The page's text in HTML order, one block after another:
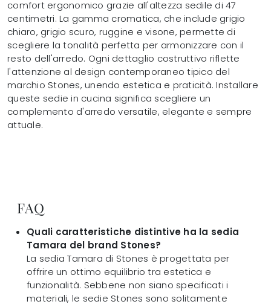
comfort ergonomico grazie all'altezza sedile di 47
centimetri. La gamma cromatica, che include grigio
chiaro, grigio scuro, ruggine e visone, permette di
scegliere la tonalità perfetta per armonizzare con il
resto dell'arredo. Ogni dettaglio costruttivo riflette
l'attenzione al design contemporaneo tipico del
marchio Stones, unendo estetica e praticità. Installare
queste sedie in cucina significa scegliere un
complemento d'arredo versatile, elegante e sempre
attuale.
FAQ
Quali caratteristiche distintive ha la sedia
Tamara del brand Stones?
La sedia Tamara di Stones è progettata per
offrire un ottimo equilibrio tra estetica e
funzionalità. Sebbene non siano specificati i
materiali, le sedie Stones sono solitamente